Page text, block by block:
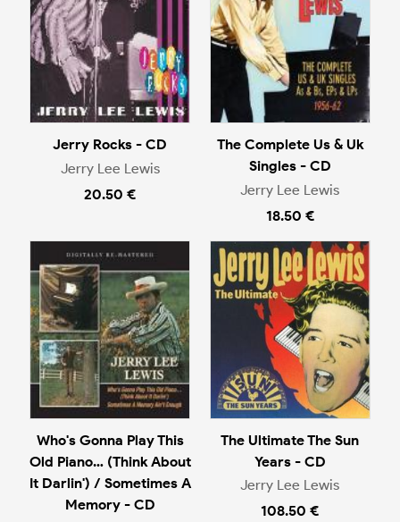
Jerry Rocks - CD
Jerry Lee Lewis
20.50 €
The Complete Us & Uk
Singles - CD
Jerry Lee Lewis
18.50 €
Who's Gonna Play This
Old Piano… (Think About
It Darlin') / Sometimes A
Memory - CD
The Ultimate The Sun
Years - CD
Jerry Lee Lewis
108.50 €